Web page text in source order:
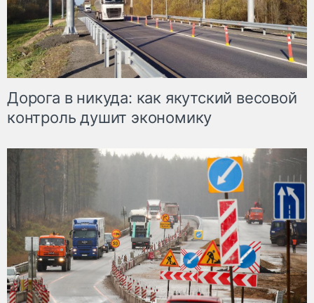
Дорога в никуда: как якутский весовой
контроль душит экономику